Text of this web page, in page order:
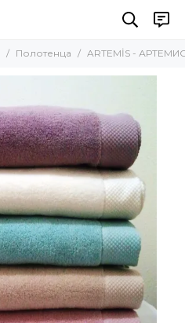
Полотенца ARTEMİS -